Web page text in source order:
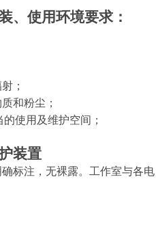
、使用环境要求：
；
和粉尘；
使用及维护空间；
装置
标注，无裸露。工作室与各电